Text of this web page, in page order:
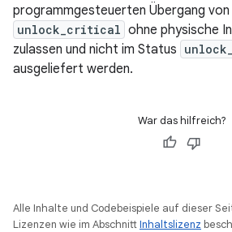
programmgesteuerten Übergang von
unlock_critical ohne physische
zulassen und nicht im Status
ausgeliefert werden.
War das hilfreich?
Alle Inhalte und Codebeispiele auf dieser
Lizenzen wie im AbschnittInhaltslizenz